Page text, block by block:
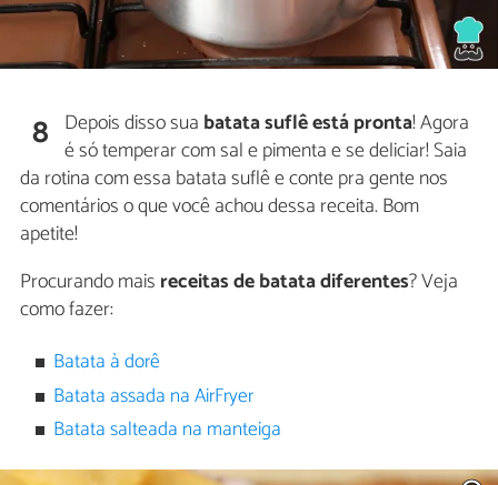
8 Depois disso sua batata suflê está pronta! Agora
é só temperar com sal e pimenta e se deliciar! Saia
da rotina com essa batata suflê e conte pra gente nos
comentários o que você achou dessa receita. Bom
apetite!
Procurando mais receitas de batata diferentes? Veja
como fazer:
Batata à dorê
Batata assada na AirFryer
Batata salteada na manteiga